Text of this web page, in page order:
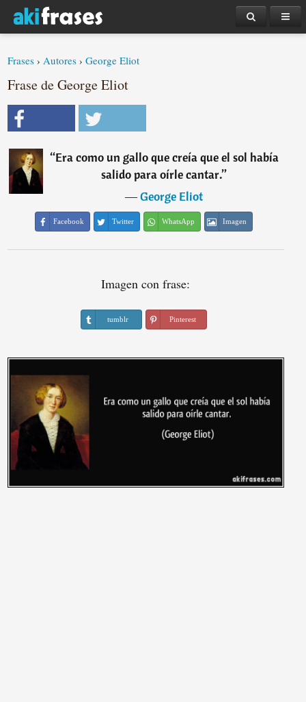
Frases ›Autores ›George Eliot
Frase de George Eliot
“Era como un gallo que creía que el sol había
salido para oírle cantar.”
―George Eliot
Facebook Twitter WhatsApp Imagen
Imagen con frase:
tumblr Pinterest